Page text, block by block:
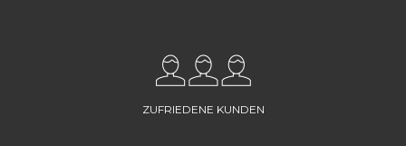
ZUFRIEDENE KUNDEN